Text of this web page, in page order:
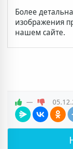
Более
изображения
нашем сайте.
—